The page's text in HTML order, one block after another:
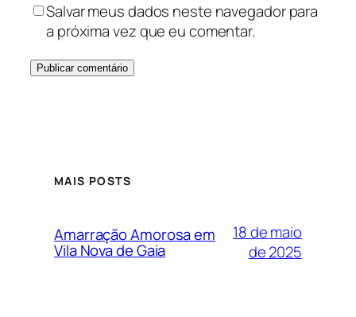
Salvar meus dados neste navegador para
a próxima vez que eu comentar.
MAIS POSTS
Amarração Amorosa em
Vila Nova de Gaia
18 de maio
de 2025